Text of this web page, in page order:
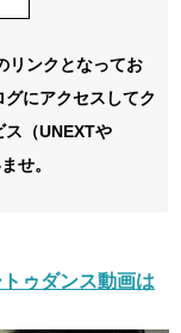
リンクとなってお
にアクセスしてク
ス（UNEXTや
せ。
ゥダンス動画は